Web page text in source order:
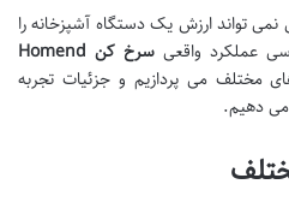
تواند ارزش یک دستگاه آشپزخانه را
عملکرد واقعی
سرخ کن Homend
مختلف می پردازیم و جزئیات تجربه
می دهیم.